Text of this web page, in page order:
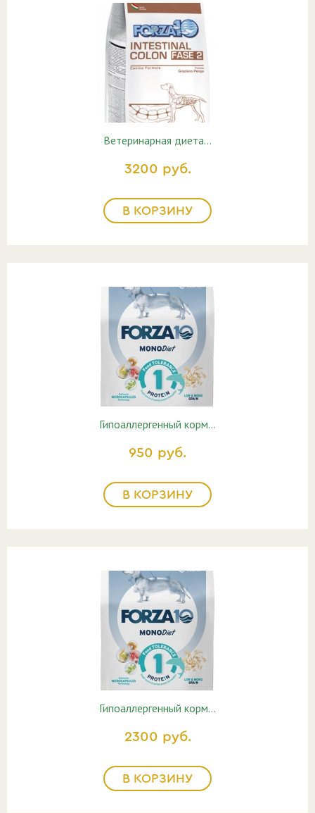
Ветеринарная диета…
3200 руб.
В КОРЗИНУ
Гипоаллергенный корм…
950 руб.
В КОРЗИНУ
Гипоаллергенный корм…
2300 руб.
В КОРЗИНУ